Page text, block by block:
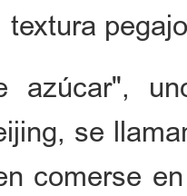
azúcar",
se
comerse